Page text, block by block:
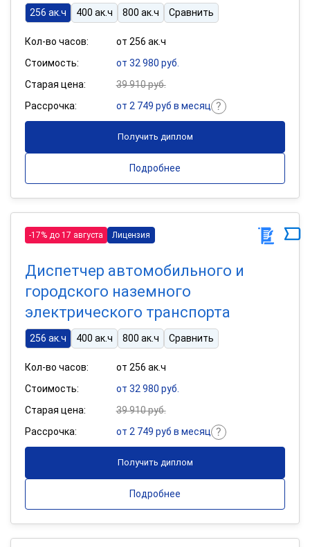
256 ак.ч 400 ак.ч 800 ак.ч Сравнить
Кол-во часов:
от 256 ак.ч
Стоимость:
от 32 980 руб.
Старая цена:
39 910 руб.
Рассрочка:
от 2 749 руб в месяц
Получить диплом
Подробнее
-17% до 17 августа Лицензия
Диспетчер автомобильного и
городского наземного
электрического транспорта
256 ак.ч 400 ак.ч 800 ак.ч Сравнить
Кол-во часов:
от 256 ак.ч
Стоимость:
от 32 980 руб.
Старая цена:
39 910 руб.
Рассрочка:
от 2 749 руб в месяц
Получить диплом
Подробнее